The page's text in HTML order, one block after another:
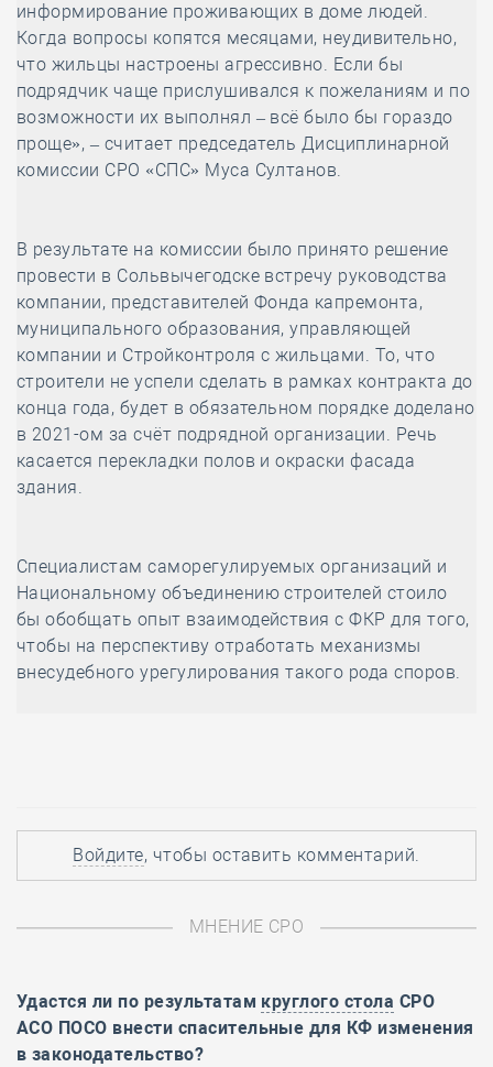
информирование проживающих в доме людей.
Когда вопросы копятся месяцами, неудивительно,
что жильцы настроены агрессивно. Если бы
подрядчик чаще прислушивался к пожеланиям и по
возможности их выполнял – всё было бы гораздо
проще», – считает председатель Дисциплинарной
комиссии СРО «СПС» Муса Султанов.
В результате на комиссии было принято решение
провести в Сольвычегодске встречу руководства
компании, представителей Фонда капремонта,
муниципального образования, управляющей
компании и Стройконтроля с жильцами. То, что
строители не успели сделать в рамках контракта до
конца года, будет в обязательном порядке доделано
в 2021-ом за счёт подрядной организации. Речь
касается перекладки полов и окраски фасада
здания.
Специалистам саморегулируемых организаций и
Национальному объединению строителей стоило
бы обобщать опыт взаимодействия с ФКР для того,
чтобы на перспективу отработать механизмы
внесудебного урегулирования такого рода споров.
Войдите, чтобы оставить комментарий.
МНЕНИЕ СРО
Удастся ли по результатам круглого стола СРО
АСО ПОСО внести спасительные для КФ изменения
в законодательство?